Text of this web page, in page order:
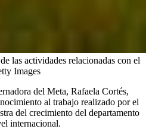
las actividades relacionadas con el
Images
del Meta, Rafaela Cortés,
al trabajo realizado por el
del crecimiento del departamento
internacional.